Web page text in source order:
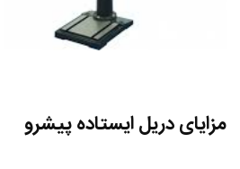
مزایای دریل ایستاده پیشرو